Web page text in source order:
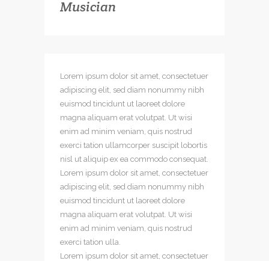
Musician
Lorem ipsum dolor sit amet, consectetuer
adipiscing elit, sed diam nonummy nibh
euismod tincidunt ut laoreet dolore
magna aliquam erat volutpat. Ut wisi
enim ad minim veniam, quis nostrud
exerci tation ullamcorper suscipit lobortis
nisl ut aliquip ex ea commodo consequat.
Lorem ipsum dolor sit amet, consectetuer
adipiscing elit, sed diam nonummy nibh
euismod tincidunt ut laoreet dolore
magna aliquam erat volutpat. Ut wisi
enim ad minim veniam, quis nostrud
exerci tation ulla.
Lorem ipsum dolor sit amet, consectetuer